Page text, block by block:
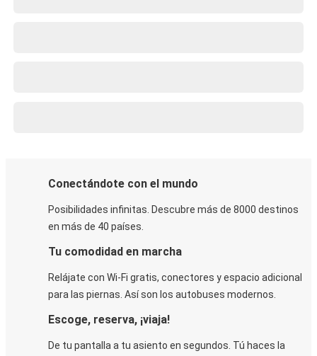
Conectándote con el mundo
Posibilidades infinitas. Descubre más de 8000 destinos
en más de 40 países.
Tu comodidad en marcha
Relájate con Wi-Fi gratis, conectores y espacio adicional
para las piernas. Así son los autobuses modernos.
Escoge, reserva, ¡viaja!
De tu pantalla a tu asiento en segundos. Tú haces la